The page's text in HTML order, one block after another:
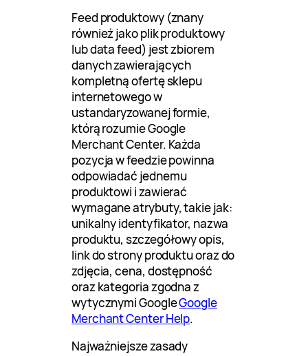
Feed produktowy (znany
również jako plik produktowy
lub data feed) jest zbiorem
danych zawierających
kompletną ofertę sklepu
internetowego w
ustandaryzowanej formie,
którą rozumie Google
Merchant Center. Każda
pozycja w feedzie powinna
odpowiadać jednemu
produktowi i zawierać
wymagane atrybuty, takie jak:
unikalny identyfikator, nazwa
produktu, szczegółowy opis,
link do strony produktu oraz do
zdjęcia, cena, dostępność
oraz kategoria zgodna z
wytycznymi GoogleGoogle
Merchant Center Help.
Najważniejsze zasady